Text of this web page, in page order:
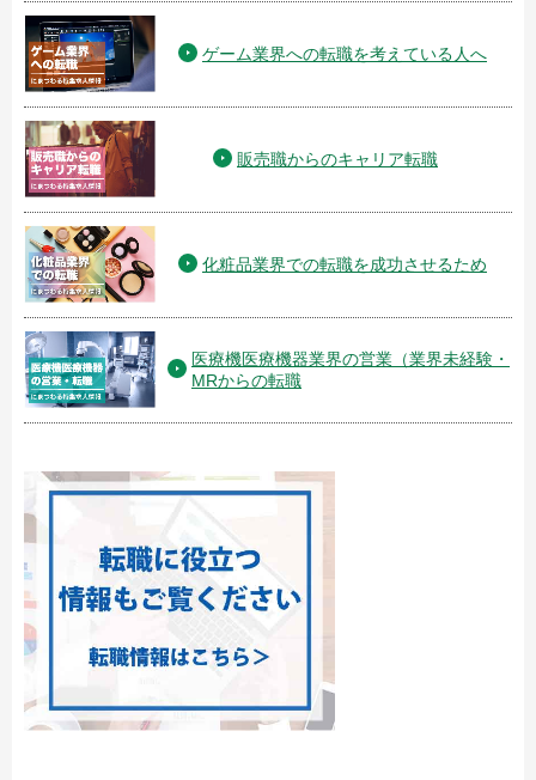
ゲーム業界への転職を考えている人へ
販売職からのキャリア転職
化粧品業界での転職を成功させるため
医療機医療機器業界の営業（業界未経験・
MRからの転職